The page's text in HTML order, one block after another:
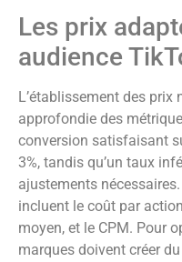
Les prix
audience
L’établissement des prix
approfondie des
conversion satisfaisant
3%, tandis qu’un taux
ajustements
incluent le coût par
moyen, et le CPM. Pour
marques doivent créer